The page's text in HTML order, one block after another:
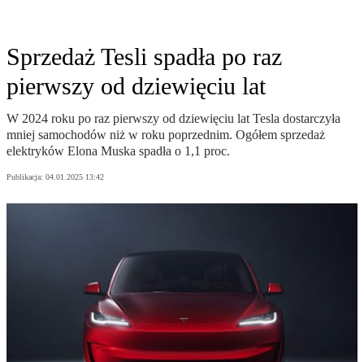
Sprzedaż Tesli spadła po raz
pierwszy od dziewięciu lat
W 2024 roku po raz pierwszy od dziewięciu lat Tesla dostarczyła
mniej samochodów niż w roku poprzednim. Ogółem sprzedaż
elektryków Elona Muska spadła o 1,1 proc.
Publikacja: 04.01.2025 13:42